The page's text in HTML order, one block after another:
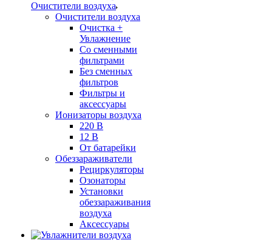
Очистители воздуха
Очистители воздуха
Очистка +
Увлажнение
Cо сменными
фильтрами
Без сменных
фильтров
Фильтры и
аксессуары
Ионизаторы воздуха
220 В
12 В
От батарейки
Обеззараживатели
Рециркуляторы
Озонаторы
Установки
обеззараживания
воздуха
Аксессуары